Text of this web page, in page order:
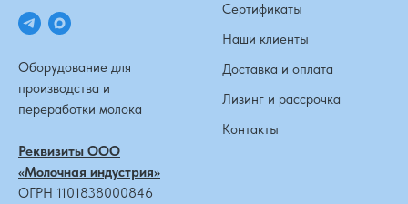
Оборудование для
производства и
переработки молока
Реквизиты ООО
«Молочная индустрия»
ОГРН 1101838000846
Сертификаты
Наши клиенты
Доставка и оплата
Лизинг и рассрочка
Контакты